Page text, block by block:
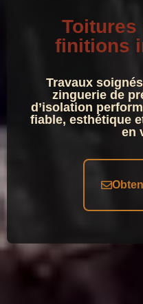
Toitures
finitions
Travaux
zinguerie de
d’isolation
fiable, esthétique
en